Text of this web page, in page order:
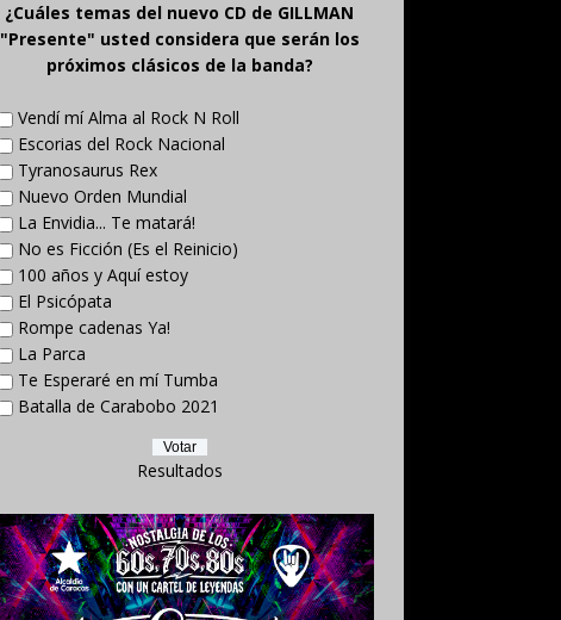
¿Cuáles temas del nuevo CD de GILLMAN
"Presente" usted considera que serán los
próximos clásicos de la banda?
Vendí mí Alma al Rock N Roll
Escorias del Rock Nacional
Tyranosaurus Rex
Nuevo Orden Mundial
La Envidia... Te matará!
No es Ficción (Es el Reinicio)
100 años y Aquí estoy
El Psicópata
Rompe cadenas Ya!
La Parca
Te Esperaré en mí Tumba
Batalla de Carabobo 2021
Resultados